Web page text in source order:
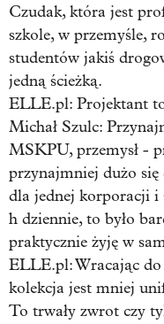
Czudak, która jest
szkole, w przemyśle,
studentów jakiś
jedną ścieżką.
ELLE.pl: Projektant
Michał Szulc:
MSKPU, przemysł -
przynajmniej dużo się
dla jednej korporacji i
h dziennie, to było
praktycznie żyję w
ELLE.pl: Wracając do
kolekcja jest mniej
To trwały zwrot czy